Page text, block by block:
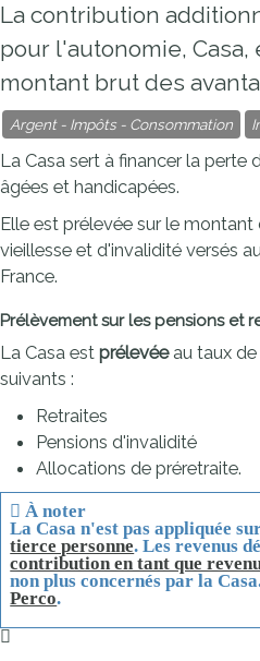
La contribution
pour l'autonomie,
montant brut des
Argent - Impôts - Consommation
La Casa sert à financer la perte
âgées et handicapées.
Elle est prélevée sur le
vieillesse et d'invalidité versés
France.
Prélèvement sur les pensions et
La Casa est prélevéeau taux de
suivants :
Retraites
Pensions d'invalidité
Allocations de préretraite.
À noter
La Casa n'est pas appliquée
tierce personne. Les revenus
contribution en tant que
non plus concernés par la
Perco.